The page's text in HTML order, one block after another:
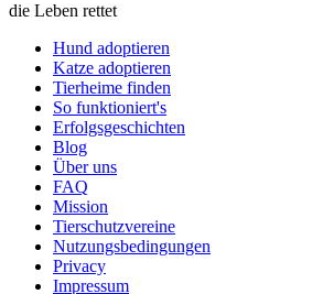
die Leben rettet
Hund adoptieren
Katze adoptieren
Tierheime finden
So funktioniert's
Erfolgsgeschichten
Blog
Über uns
FAQ
Mission
Tierschutzvereine
Nutzungsbedingungen
Privacy
Impressum